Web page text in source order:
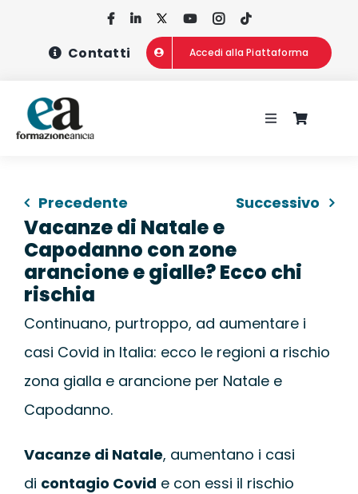
Contatti Accedi alla Piattaforma
Toggle
CHI SIAMO
CONCORSI
CORSI DI
SCUOLA
Precedente Successivo
Vacanze di Natale e
Capodanno con zone
arancione e gialle? Ecco chi
rischia
Continuano, purtroppo, ad aumentare i
casi Covid in Italia: ecco le regioni a rischio
zona gialla e arancione per Natale e
Capodanno.
Vacanze di Natale, aumentano i casi
di contagio Covid e con essi il rischio